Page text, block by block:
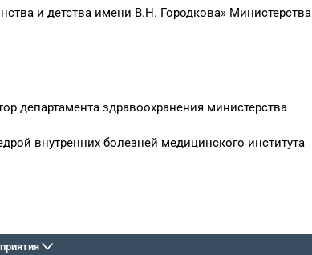
и детства имени В.Н. Городкова» Министерства
департамента здравоохранения министерства
внутренних болезней медицинского института